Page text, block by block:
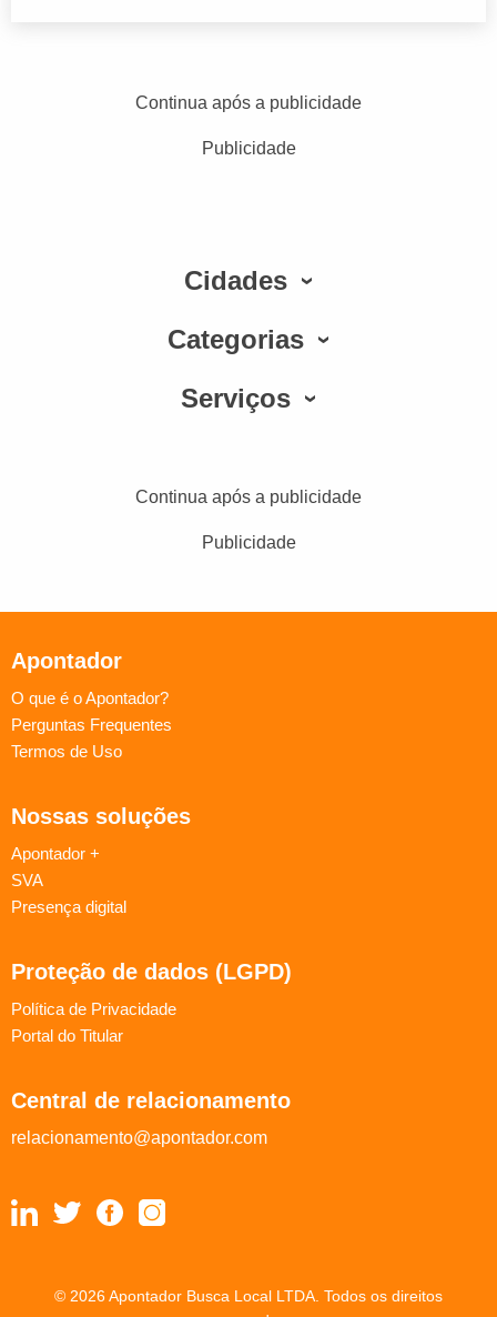
Continua após a publicidade
Publicidade
Cidades
Categorias
Serviços
Continua após a publicidade
Publicidade
Apontador
O que é o Apontador?
Perguntas Frequentes
Termos de Uso
Nossas soluções
Apontador +
SVA
Presença digital
Proteção de dados (LGPD)
Política de Privacidade
Portal do Titular
Central de relacionamento
relacionamento@apontador.com
© 2026 Apontador Busca Local LTDA. Todos os direitos